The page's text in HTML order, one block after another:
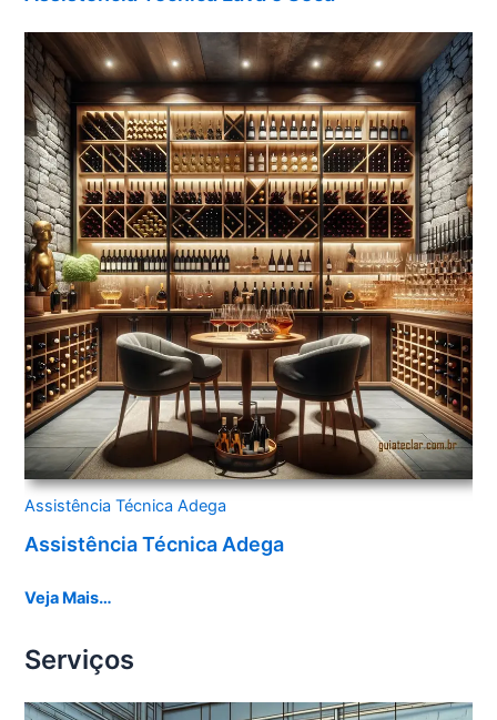
Assistência Técnica Adega
Assistência Técnica Adega
Veja Mais…
Serviços